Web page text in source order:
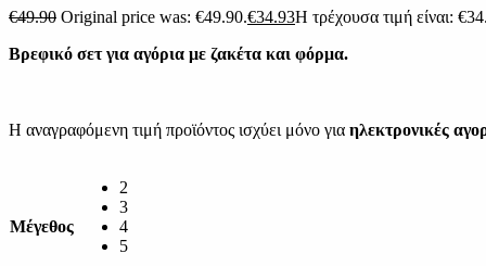
€49.90 Original price was: €49.90.€34.93Η τρέχουσα τιμή είναι:
Βρεφικό σετ για αγόρια με ζακέτα και φόρμα.
Η αναγραφόμενη τιμή προϊόντος ισχύει μόνο για ηλεκτρονικές
Μέγεθος
2
3
4
5